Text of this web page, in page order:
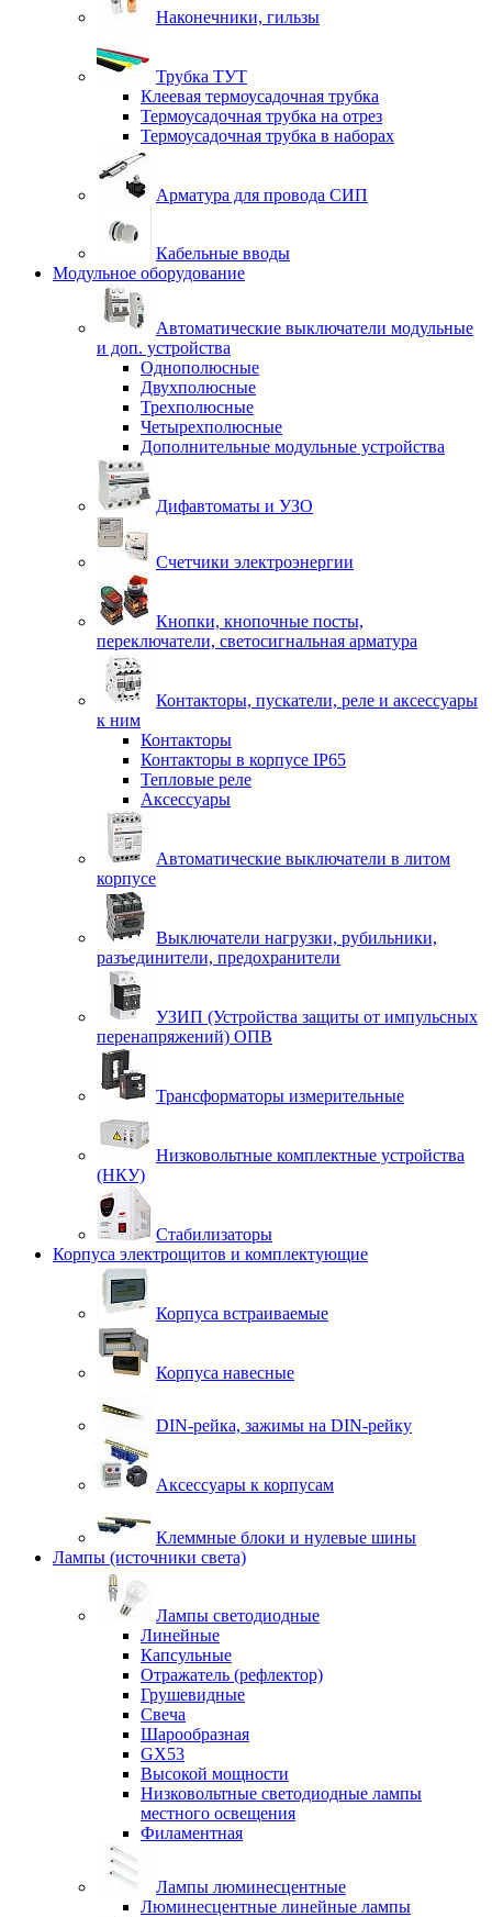
Наконечники, гильзы
Трубка ТУТ
Клеевая термоусадочная трубка
Термоусадочная трубка на отрез
Термоусадочная трубка в наборах
Арматура для провода СИП
Кабельные вводы
Модульное оборудование
Автоматические выключатели модульные
и доп. устройства
Однополюсные
Двухполюсные
Трехполюсные
Четырехполюсные
Дополнительные модульные устройства
Дифавтоматы и УЗО
Счетчики электроэнергии
Кнопки, кнопочные посты,
переключатели, светосигнальная арматура
Контакторы, пускатели, реле и аксессуары
к ним
Контакторы
Контакторы в корпусе IP65
Тепловые реле
Аксессуары
Автоматические выключатели в литом
корпусе
Выключатели нагрузки, рубильники,
разъединители, предохранители
УЗИП (Устройства защиты от импульсных
перенапряжений) ОПВ
Трансформаторы измерительные
Низковольтные комплектные устройства
(НКУ)
Стабилизаторы
Корпуса электрощитов и комплектующие
Корпуса встраиваемые
Корпуса навесные
DIN-рейка, зажимы на DIN-рейку
Аксессуары к корпусам
Клеммные блоки и нулевые шины
Лампы (источники света)
Лампы светодиодные
Линейные
Капсульные
Отражатель (рефлектор)
Грушевидные
Свеча
Шарообразная
GX53
Высокой мощности
Низковольтные светодиодные лампы
местного освещения
Филаментная
Лампы люминесцентные
Люминесцентные линейные лампы